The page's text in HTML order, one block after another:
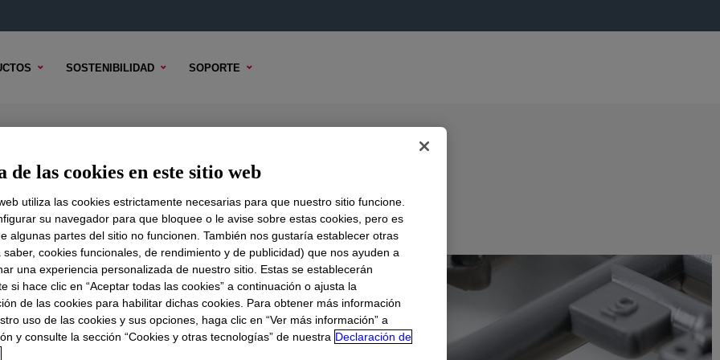
SOSTENIBILIDAD SOPORTE
TÉCNICO OPCIONES DE MUESTRA OPCIONES DE COMPRA
de las cookies en este sitio web
utiliza las cookies estrictamente necesarias para que nuestro sitio funcione.
su navegador para que bloquee o le avise sobre estas cookies, pero es
algunas partes del sitio no funcionen. También nos gustaría establecer otras
saber, cookies funcionales, de rendimiento y de publicidad) que nos ayuden a
una experiencia personalizada de nuestro sitio. Estas se establecerán
si hace clic en “Aceptar todas las cookies” a continuación o ajusta la
de las cookies para habilitar dichas cookies. Para obtener más información
uso de las cookies y sus opciones, haga clic en “Ver más información” a
y consulte la sección “Cookies y otras tecnologías” de nuestra Declaración de